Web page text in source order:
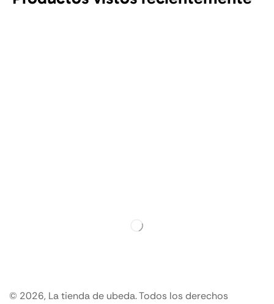
© 2026, La tienda de ubeda. Todos los derechos